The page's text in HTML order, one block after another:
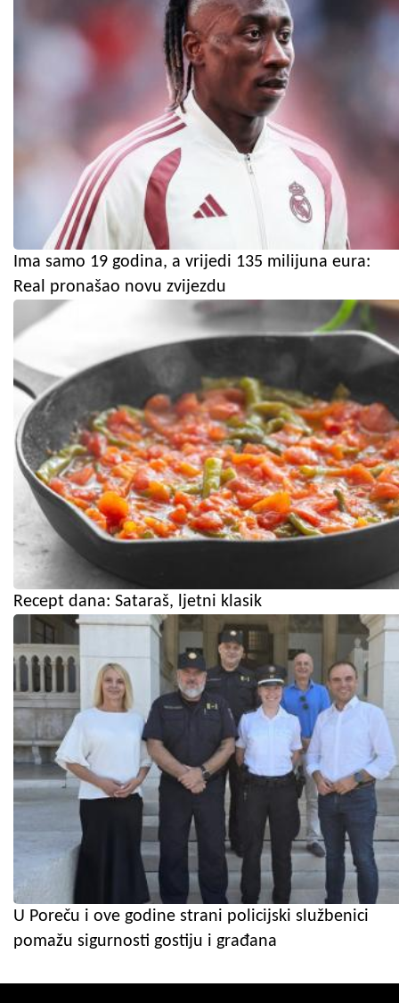
Ima samo 19 godina, a vrijedi 135 milijuna eura:
Real pronašao novu zvijezdu
Recept dana: Sataraš, ljetni klasik
U Poreču i ove godine strani policijski službenici
pomažu sigurnosti gostiju i građana